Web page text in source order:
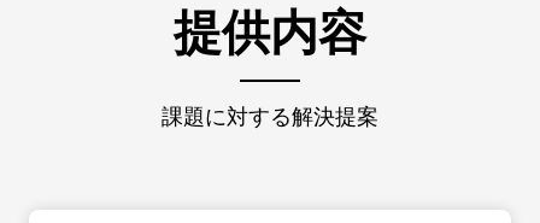
提供内容
課題に対する解決提案